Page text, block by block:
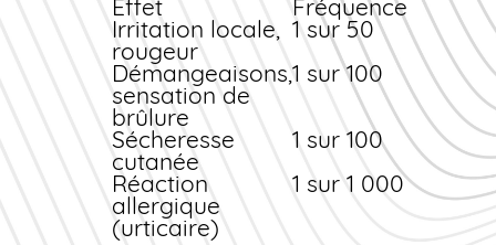
et antagonistes H2
dans les 2 heures
précédant et suivant
la prise. Privilégiez la
prise au cours d'un
repas avec une
boisson acide (jus
d'orange, soda).
Formes topiques et
interactions
Effet
Fréquence
Irritation locale,
rougeur
1 sur 50
Démangeaisons,
sensation de
brûlure
1 sur 100
Sécheresse
cutanée
1 sur 100
Réaction
allergique
(urticaire)
1 sur 1 000